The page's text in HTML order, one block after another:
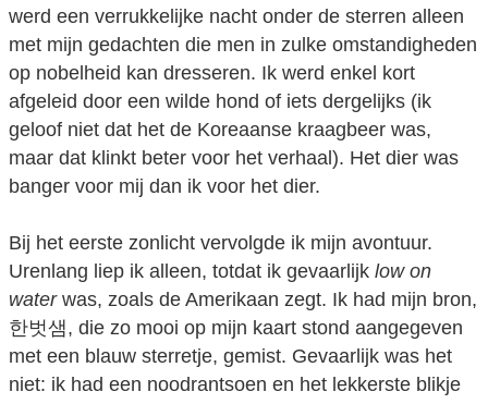
werd een verrukkelijke nacht onder de sterren alleen
met mijn gedachten die men in zulke omstandigheden
op nobelheid kan dresseren. Ik werd enkel kort
afgeleid door een wilde hond of iets dergelijks (ik
geloof niet dat het de Koreaanse kraagbeer was,
maar dat klinkt beter voor het verhaal). Het dier was
banger voor mij dan ik voor het dier.
Bij het eerste zonlicht vervolgde ik mijn avontuur.
Urenlang liep ik alleen, totdat ik gevaarlijk low on
waterwas, zoals de Amerikaan zegt. Ik had mijn bron,
한벗샘, die zo mooi op mijn kaart stond aangegeven
met een blauw sterretje, gemist. Gevaarlijk was het
niet: ik had een noodrantsoen en het lekkerste blikje